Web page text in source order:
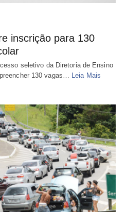
inscrição para 130
seletivo da Diretoria de Ensino
130 vagas… Leia Mais